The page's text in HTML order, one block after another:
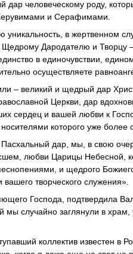
дар человеческому роду,
и Серафимами.
в жертвенном
Дародателю и Творцу
в единочувствии,
осуществляете
– великий и щедрый дар
Церкви, дар
сердец и вашей любви к
которого уже более
Пасхальный дар, мы, в свою
любви Царицы Небесной,
и щедрого
творческого служения».
Господа, подтвердила
случайно заглянули в храм,
коллектив известен в